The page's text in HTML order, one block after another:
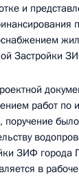
и
Застройки
работ по
ЗИФ города
в